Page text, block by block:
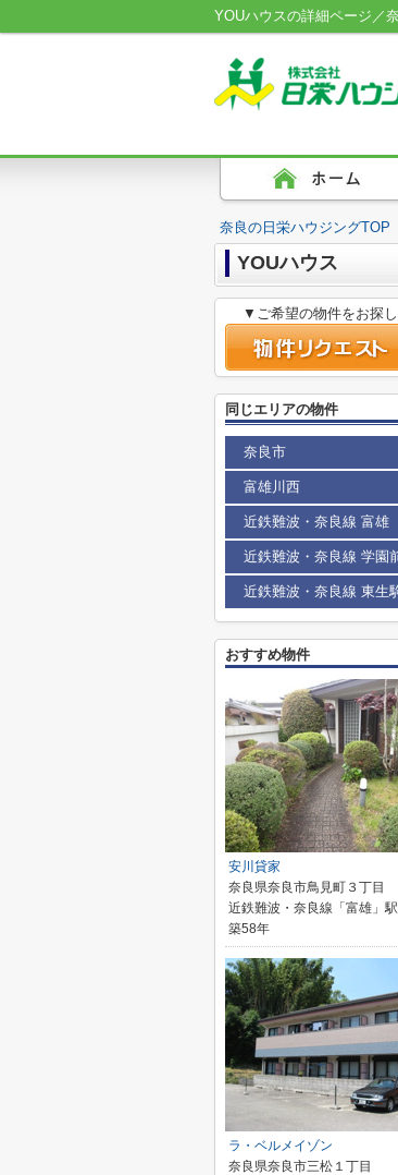
YOUハウスの詳細ページ／
奈良の日栄ハウジングTOP
YOUハウス
▼ご希望の物件をお探
同じエリアの物件
奈良市
富雄川西
近鉄難波・奈良線 富雄
近鉄難波・奈良線 学園
近鉄難波・奈良線 東生
おすすめ物件
安川貸家
奈良県奈良市鳥見町３丁目
近鉄難波・奈良線「富雄」
築58年
ラ・ベルメイゾン
奈良県奈良市三松１丁目